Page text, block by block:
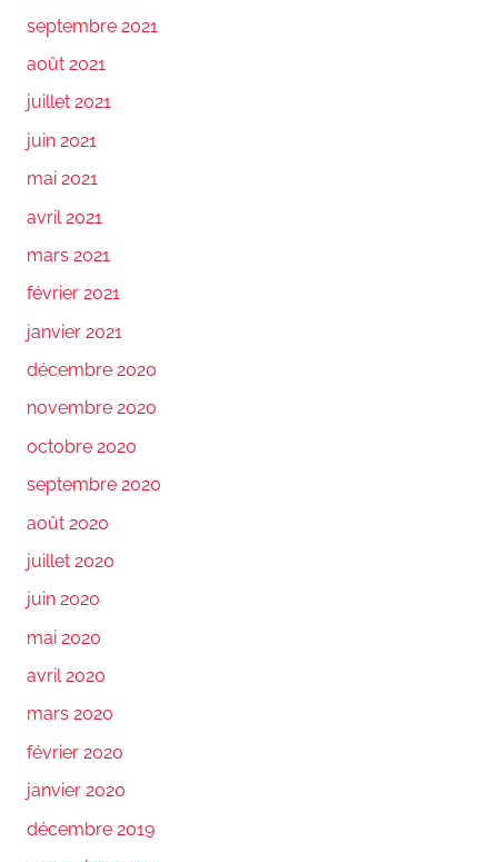
septembre 2021
août 2021
juillet 2021
juin 2021
mai 2021
avril 2021
mars 2021
février 2021
janvier 2021
décembre 2020
novembre 2020
octobre 2020
septembre 2020
août 2020
juillet 2020
juin 2020
mai 2020
avril 2020
mars 2020
février 2020
janvier 2020
décembre 2019